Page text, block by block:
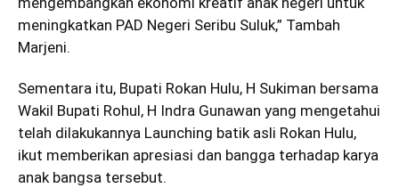
meningkatkan PAD Negeri Seribu Suluk,” Tambah
Marjeni.
Sementara itu, Bupati Rokan Hulu, H Sukiman bersama
Wakil Bupati Rohul, H Indra Gunawan yang mengetahui
telah dilakukannya Launching batik asli Rokan Hulu,
ikut memberikan apresiasi dan bangga terhadap karya
anak bangsa tersebut.